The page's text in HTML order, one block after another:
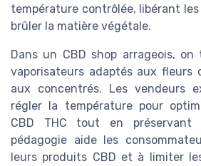
température contrôlée, libérant
brûler la matière végétale.
Dans un CBD shop arrageois,
vaporisateurs adaptés aux fleurs
aux concentrés. Les vendeurs
régler la température pour
CBD THC tout en préservant
pédagogie aide les
leurs produits CBD et à limiter